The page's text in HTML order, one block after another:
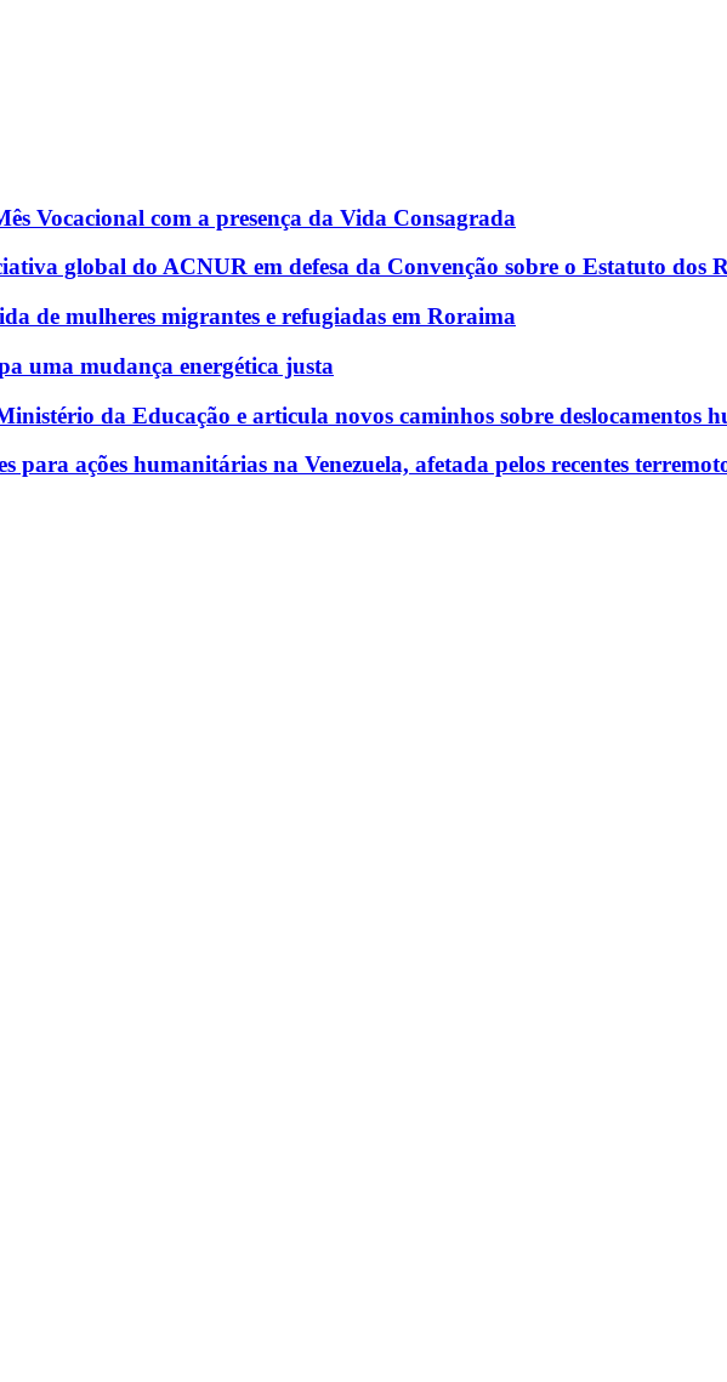
Vocacional com a presença da Vida Consagrada
global do ACNUR em defesa da Convenção sobre o Estatuto dos
de mulheres migrantes e refugiadas em Roraima
uma mudança energética justa
da Educação e articula novos caminhos sobre deslocamentos
para ações humanitárias na Venezuela, afetada pelos recentes